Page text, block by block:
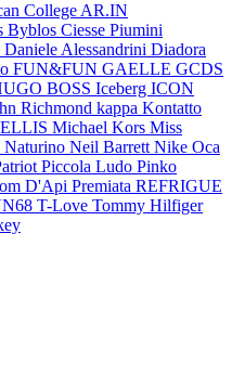
College AR.IN
Byblos Ciesse Piumini
Daniele Alessandrini Diadora
FUN&FUN GAELLE GCDS
BOSS Iceberg ICON
Richmond kappa Kontatto
Michael Kors Miss
Naturino Neil Barrett Nike Oca
Piccola Ludo Pinko
D'Api Premiata REFRIGUE
T-Love Tommy Hilfiger